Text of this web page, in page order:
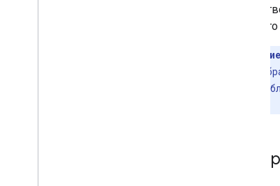
отправляет
клиентской